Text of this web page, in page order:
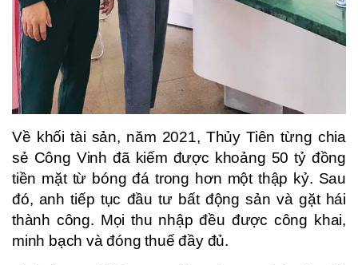
Về khối tài sản, năm 2021, Thủy Tiên từng chia
sẻ Công Vinh đã kiếm được khoảng 50 tỷ đồng
tiền mặt từ bóng đá trong hơn một thập kỷ. Sau
đó, anh tiếp tục đầu tư bất động sản và gặt hái
thành công. Mọi thu nhập đều được công khai,
minh bạch và đóng thuế đầy đủ.